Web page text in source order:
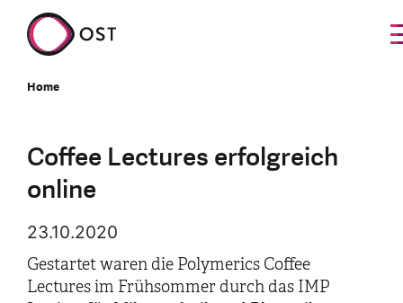
Home
Coffee Lectures erfolgreich
online
23.10.2020
Gestartet waren die Polymerics Coffee
Lectures im Frühsommer durch das IMP